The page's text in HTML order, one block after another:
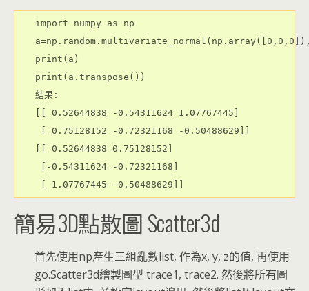
import numpy as np
print(a)
print(a.transpose())
結果:
[[ 0.52644838 -0.54311624 1.07767445]
[ 0.75128152 -0.72321168 -0.50488629]]
[[ 0.52644838 0.75128152]
[-0.54311624 -0.72321168]
[ 1.07767445 -0.50488629]]
簡易3D點散圖 Scatter3d
首先使用np產生三組亂數list, 作為x, y, z的值, 再使用
go.Scatter3d繪製圖型 trace1, trace2. 然後將所有圖